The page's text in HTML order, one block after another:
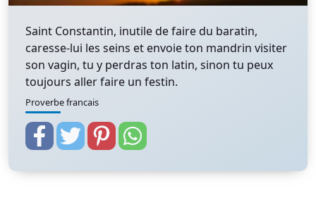
Saint Constantin, inutile de faire du baratin,
caresse-lui les seins et envoie ton mandrin visiter
son vagin, tu y perdras ton latin, sinon tu peux
toujours aller faire un festin.
Proverbe francais